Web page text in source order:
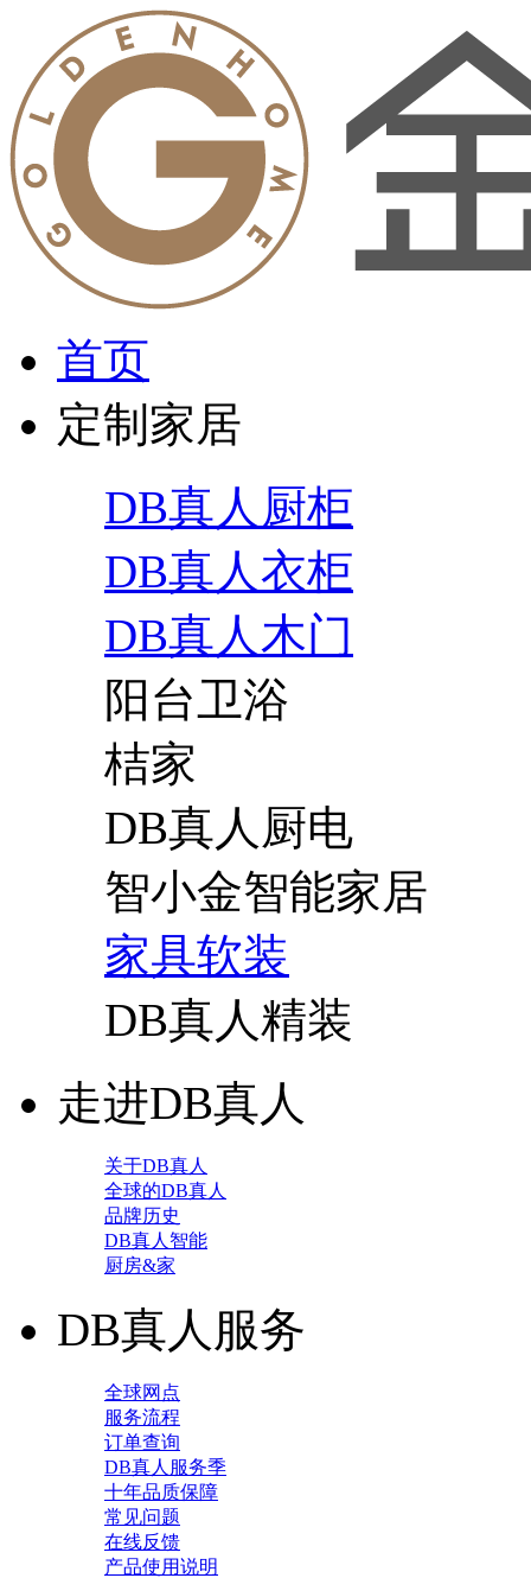
首页
定制家居
DB真人厨柜
DB真人衣柜
DB真人木门
阳台卫浴
桔家
DB真人厨电
智小金智能家居
家具软装
DB真人精装
走进DB真人
关于DB真人
全球的DB真人
品牌历史
DB真人智能
厨房&家
DB真人服务
全球网点
服务流程
订单查询
DB真人服务季
十年品质保障
常见问题
在线反馈
产品使用说明